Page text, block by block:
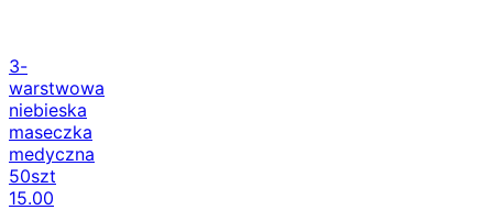
3-
warstwowa
niebieska
maseczka
medyczna
50szt
15.00